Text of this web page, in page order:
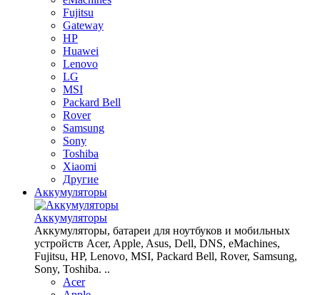
Fujitsu
Gateway
HP
Huawei
Lenovo
LG
MSI
Packard Bell
Rover
Samsung
Sony
Toshiba
Xiaomi
Другие
Аккумуляторы
Аккумуляторы
Аккумуляторы, батареи для ноутбуков и мобильных
устройств Acer, Apple, Asus, Dell, DNS, eMachines,
Fujitsu, HP, Lenovo, MSI, Packard Bell, Rover, Samsung,
Sony, Toshiba. ..
Acer